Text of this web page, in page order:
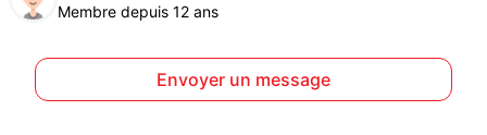
Membre depuis 12 ans
Envoyer un message